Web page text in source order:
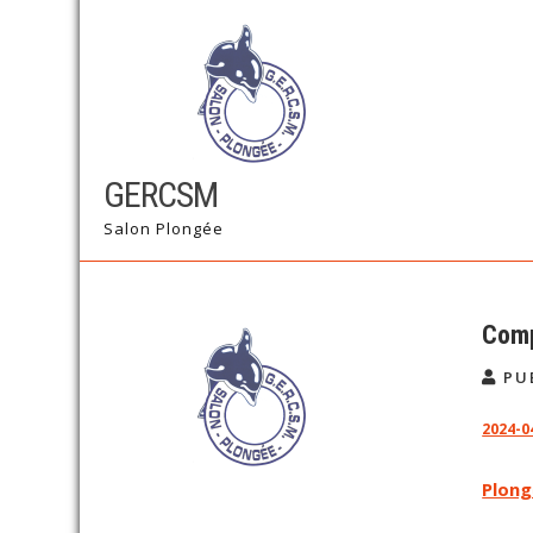
GERCSM
Salon Plongée
2024-